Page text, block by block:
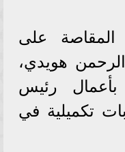
على
هويدي،
بأعمال رئيس
تكميلية في